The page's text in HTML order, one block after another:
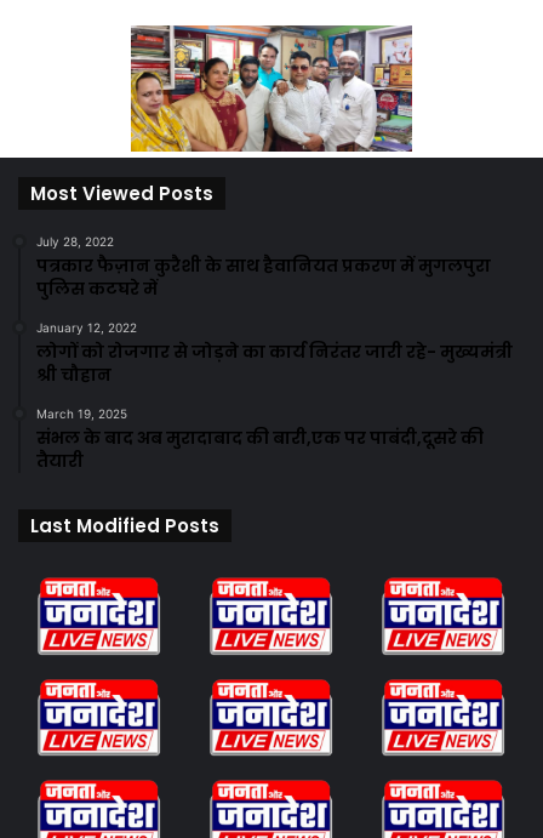
Most Viewed Posts
July 28, 2022
पत्रकार फैज़ान कुरैशी के साथ हैवानियत प्रकरण में मुगलपुरा
पुलिस कटघरे में
January 12, 2022
लोगों को रोजगार से जोड़ने का कार्य निरंतर जारी रहे- मुख्यमंत्री
श्री चौहान
March 19, 2025
संभल के बाद अब मुरादाबाद की बारी,एक पर पाबंदी,दूसरे की
तैयारी
Last Modified Posts